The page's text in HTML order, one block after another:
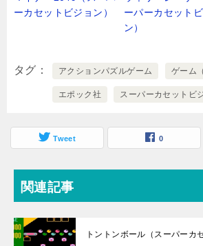
ーカセットビジョン）
ーパーカセット
ン）
タグ アクションパズルゲーム ゲーム
エポック社 スーパーカセットビ
Tweet 0
関連記事
トントンボール（スーパーカ